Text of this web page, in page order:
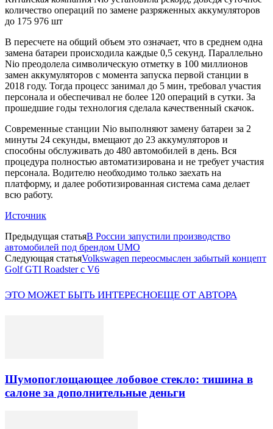
количество операций по замене разряженных аккумуляторов
до 175 976 шт
В пересчете на общий объем это означает, что в среднем одна
замена батареи происходила каждые 0,5 секунд. Параллельно
Nio преодолела символическую отметку в 100 миллионов
замен аккумуляторов с момента запуска первой станции в
2018 году. Тогда процесс занимал до 5 мин, требовал участия
персонала и обеспечивал не более 120 операций в сутки. За
прошедшие годы технология сделала качественный скачок.
Современные станции Nio выполняют замену батареи за 2
минуты 24 секунды, вмещают до 23 аккумуляторов и
способны обслуживать до 480 автомобилей в день. Вся
процедура полностью автоматизирована и не требует участия
персонала. Водителю необходимо только заехать на
платформу, и далее роботизированная система сама делает
всю работу.
Источник
Предыдущая статьяВ России запустили производство
автомобилей под брендом UMO
Следующая статьяVolkswagen переосмыслен забытый концепт
Golf GTI Roadster с V6
ЭТО МОЖЕТ БЫТЬ ИНТЕРЕСНОЕЩЕ ОТ АВТОРА
Шумопоглощающее лобовое стекло: тишина в
салоне за дополнительные деньги